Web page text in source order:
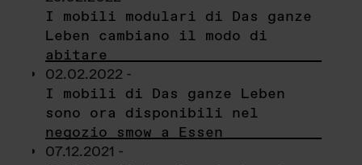
I mobili modulari di Das ganze
Leben cambiano il modo di
abitare
02.02.2022 -
I mobili di Das ganze Leben
sono ora disponibili nel
negozio smow a Essen
07.12.2021 -